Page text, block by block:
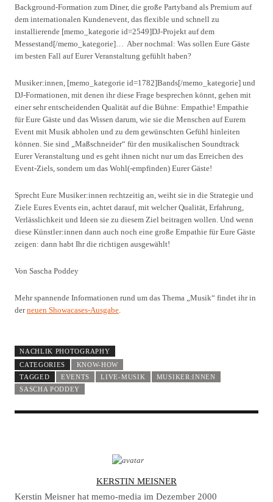
Background-Formation zum Diner, die große Partyband als Premium auf
dem internationalen Kundenevent, das flexible und schnell zu
installierende [memo_kategorie id=2549]DJ-Projekt auf dem
Messestand[/memo_kategorie]… Aber nochmal: Was sollen Eure Gäste
im besten Fall auf Eurer Veranstaltung gefühlt haben?
Musiker:innen, [memo_kategorie id=1782]Bands[/memo_kategorie] und
DJ-Formationen, mit denen ihr diese Frage besprechen könnt, gehen mit
einer sehr entscheidenden Qualität auf die Bühne: Empathie! Empathie
für Eure Gäste und das Wissen darum, wie sie die Menschen auf Eurem
Event mit Musik abholen und zu dem gewünschten Gefühl hinleiten
können. Sie sind „Maßschneider“ für den musikalischen Soundtrack
Eurer Veranstaltung und es geht ihnen nicht nur um das Erreichen des
Event-Ziels, sondern um das Wohl(-empfinden) Eurer Gäste!
Sprecht Eure Musiker:innen rechtzeitig an, weiht sie in die Strategie und
Ziele Eures Events ein, achtet darauf, mit welcher Qualität, Erfahrung,
Verlässlichkeit und Ideen sie zu diesem Ziel beitragen wollen. Und wenn
diese Künstler:innen dann auch noch eine große Empathie für Eure Gäste
zeigen: dann habt Ihr die richtigen ausgewählt!
Von Sascha Poddey
Mehr spannende Informationen rund um das Thema Musik“ findet ihr in
derneuen Showacases-Ausgabe
NACHLIK PHOTOGRAPHY
CATEGORIES
KNOW-HOW
TAGGED
EVENTS LIVE-MUSIK
MUSIKER:INNEN
SASCHA PODDEY
U
KERSTIN MEISNER
Kerstin Meisner hat memo-media im Dezember 2000